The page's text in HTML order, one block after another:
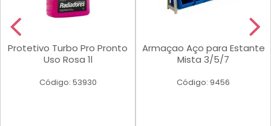
Protetivo Turbo Pro Pronto
Uso Rosa 1l
Código: 53930
Armaçao Aço para Estante
Mista 3/5/7
Código: 9456